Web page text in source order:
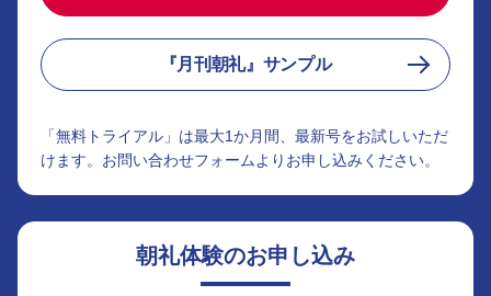
『月刊朝礼』サンプル
「無料トライアル」は最大1か月間、最新号をお試しいただ
けます。お問い合わせフォームよりお申し込みください。
朝礼体験のお申し込み